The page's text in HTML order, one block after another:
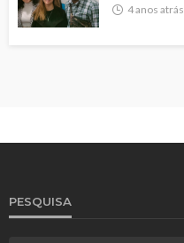
4 anos atrás
PESQUISA